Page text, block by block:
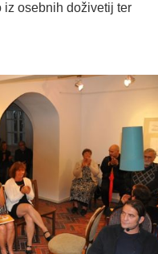
iz osebnih doživetij ter